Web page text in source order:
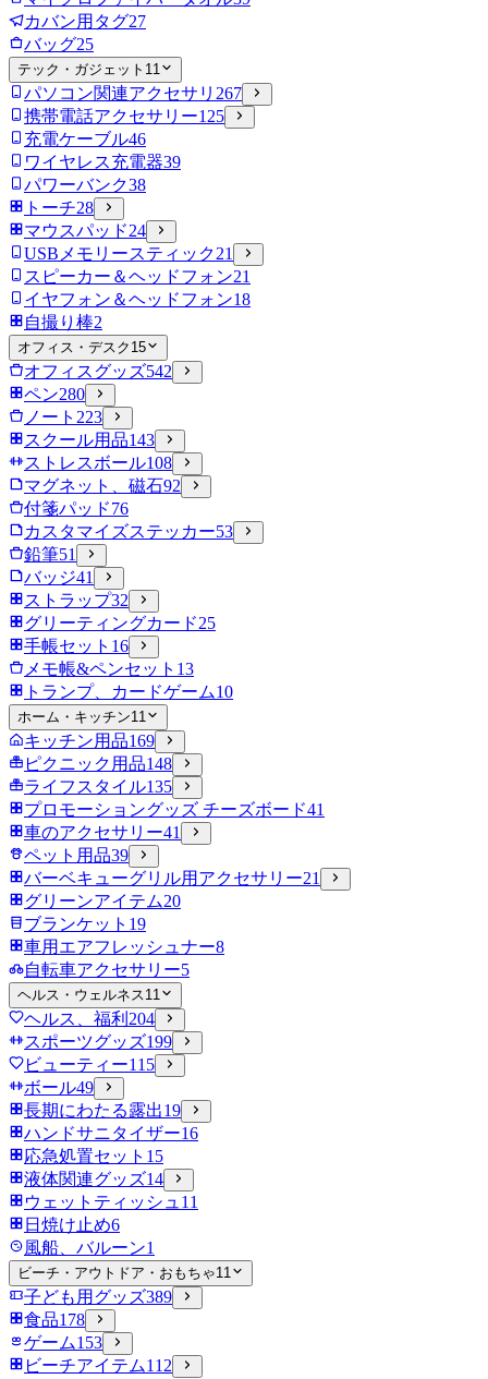
カバン用タグ27
バッグ25
テック・ガジェット 11
パソコン関連アクセサリ 267
携帯電話アクセサリー125
充電ケーブル46
ワイヤレス充電器39
パワーバンク38
トーチ28
マウスパッド24
USBメモリースティック21
スピーカー＆ヘッドフォン21
イヤフォン＆ヘッドフォン18
自撮り棒2
オフィス・デスク 15
オフィスグッズ542
ペン280
ノート 223
スクール用品143
ストレスボール108
マグネット、磁石92
付箋パッド76
カスタマイズステッカー53
鉛筆51
バッジ41
ストラップ32
グリーティングカード25
手帳セット 16
メモ帳&ペンセット 13
トランプ、カードゲーム10
ホーム・キッチン11
キッチン用品169
ピクニック用品148
ライフスタイル135
プロモーショングッズ チーズボード41
車のアクセサリー41
ペット用品39
バーベキューグリル用アクセサリー21
グリーンアイテム20
ブランケット 19
車用エアフレッシュナー8
自転車アクセサリー5
ヘルス・ウェルネス11
ヘルス、福利 204
スポーツグッズ199
ビューティー115
ボール49
長期にわたる露出19
ハンドサニタイザー16
応急処置セット 15
液体関連グッズ14
ウェットティッシュ 11
日焼け止め6
風船、バルーン1
ビーチ・アウトドア・おもちゃ11
子ども用グッズ389
食品178
ゲーム153
ビーチアイテム112